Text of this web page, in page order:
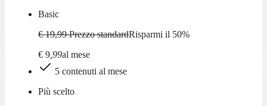
Basic
€ 19,99 Prezzo standardRisparmi il 50%
€ 9 99al mese
5 contenuti al mese
Più scelto